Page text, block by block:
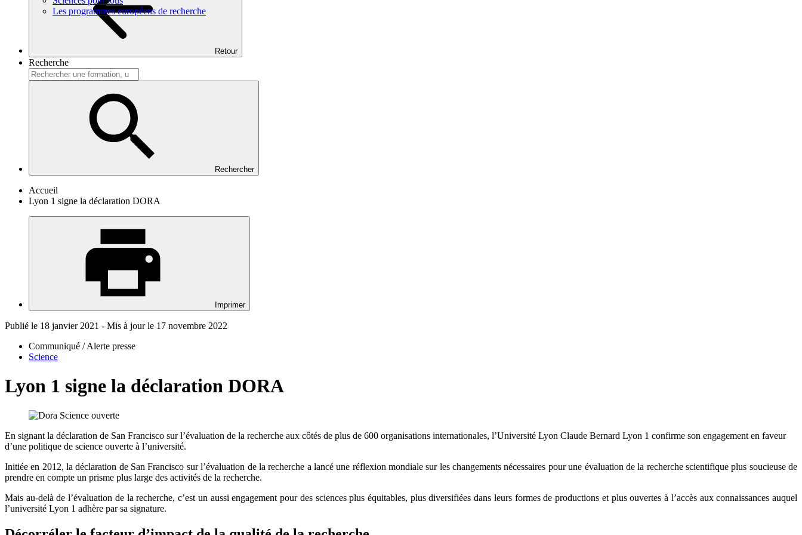
Les programmes européens de recherche
Retour
Recherche
Rechercher
Accueil
Lyon 1 signe la déclaration DORA
Imprimer
Publié le 18 janvier 2021 - Mis à jour le 17 novembre 2022
Communiqué / Alerte presse
Science
Lyon 1 signe la déclaration DORA
En signant la déclaration de San Francisco sur l’évaluation de la recherche aux côtés de plus de 600 organisations internationales, l’Université Lyon Claude Bernard Lyon 1 confirme son engagement en faveur
d’une politique de science ouverte à l’université.
Initiée en 2012, la déclaration de San Francisco sur l’évaluation de la recherche a lancé une réflexion mondiale sur les changements nécessaires pour une évaluation de la recherche scientifique plus soucieuse de
prendre en compte un prisme plus large des activités de la recherche.
Mais au-delà de l’évaluation de la recherche, c’est un aussi engagement pour des sciences plus équitables, plus diversifiées dans leurs formes de productions et plus ouvertes à l’accès aux connaissances auquel
l’université Lyon 1 adhère par sa signature.